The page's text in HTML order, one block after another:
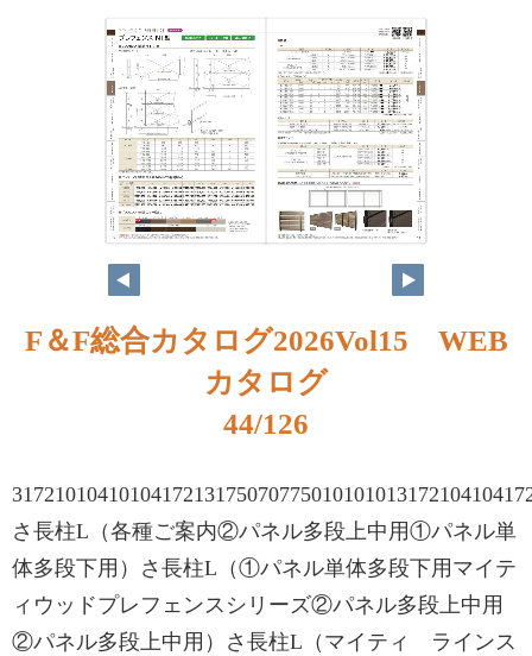
F＆F総合カタログ2026Vol15 WEB
カタログ
44/126
さ長柱L（各種ご案内②パネル多段上中用①パネル単
体多段下用）さ長柱L（①パネル単体多段下用マイテ
ィウッドプレフェンスシリーズ②パネル多段上中用
②パネル多段上中用）さ長柱L（マイティ ラインス